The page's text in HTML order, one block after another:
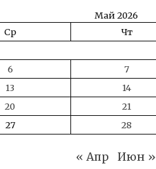
Май 2026
Ср Чт
6 7
13 14
20 21
27 28
« Апр Июн »